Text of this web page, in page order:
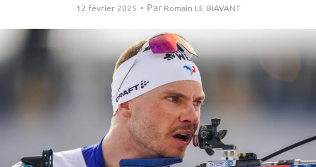
12 février 2025 Par Romain LE BIAVANT